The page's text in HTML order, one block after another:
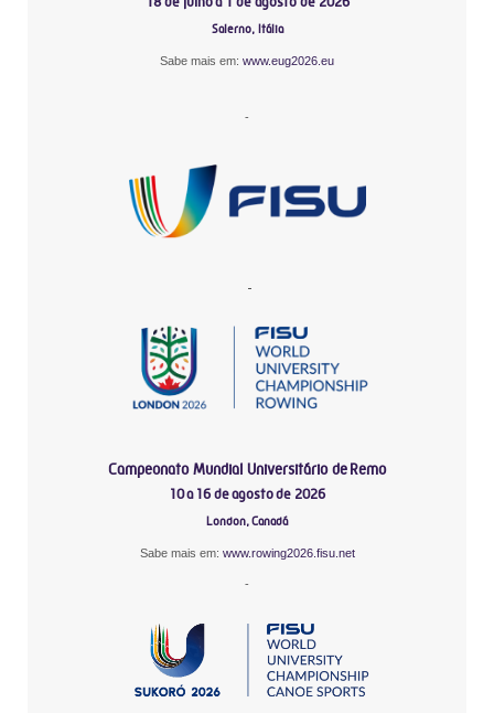
Salerno, Itália
Sabe mais em: www.eug2026.eu
-
-
Campeonato Mundial Universitário de Remo
10 a 16 de agosto de 2026
London, Canadá
Sabe mais em: www.rowing2026.fisu.net
-